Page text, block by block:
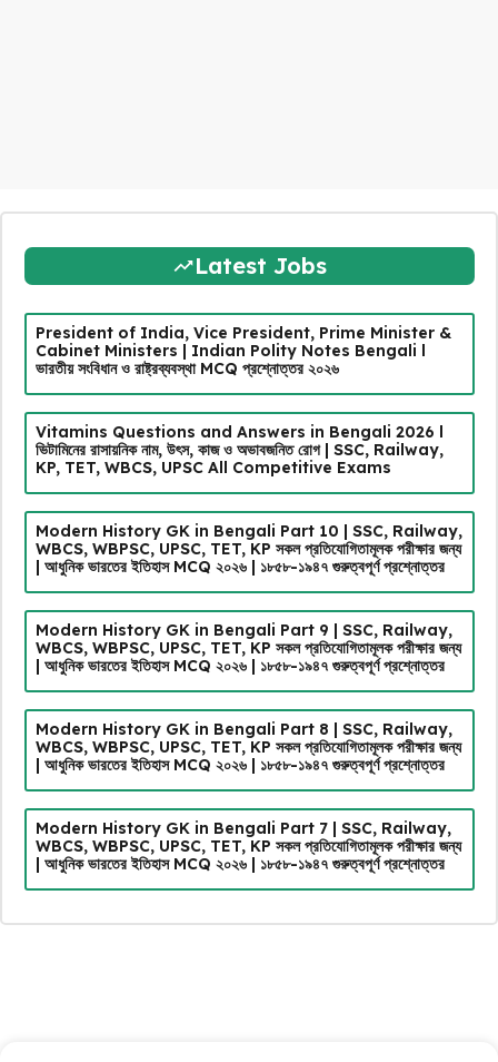
Latest Jobs
President of India, Vice President, Prime Minister &
Cabinet Ministers | Indian Polity Notes Bengali l
ভারতীয় সংবিধান ও রাষ্ট্রব্যবস্থা MCQ প্রশ্নোত্তর ২০২৬
Vitamins Questions and Answers in Bengali 2026 l
ভিটামিনের রাসায়নিক নাম, উৎস, কাজ ও অভাবজনিত রোগ | SSC, Railway,
KP, TET, WBCS, UPSC All Competitive Exams
Modern History GK in Bengali Part 10 | SSC, Railway,
WBCS, WBPSC, UPSC, TET, KP সকল প্রতিযোগিতামূলক পরীক্ষার জন্য
| আধুনিক ভারতের ইতিহাস MCQ ২০২৬ | ১৮৫৮-১৯৪৭ গুরুত্বপূর্ণ প্রশ্নোত্তর
Modern History GK in Bengali Part 9 | SSC, Railway,
WBCS, WBPSC, UPSC, TET, KP সকল প্রতিযোগিতামূলক পরীক্ষার জন্য
| আধুনিক ভারতের ইতিহাস MCQ ২০২৬ | ১৮৫৮-১৯৪৭ গুরুত্বপূর্ণ প্রশ্নোত্তর
Modern History GK in Bengali Part 8 | SSC, Railway,
WBCS, WBPSC, UPSC, TET, KP সকল প্রতিযোগিতামূলক পরীক্ষার জন্য
| আধুনিক ভারতের ইতিহাস MCQ ২০২৬ | ১৮৫৮-১৯৪৭ গুরুত্বপূর্ণ প্রশ্নোত্তর
Modern History GK in Bengali Part 7 | SSC, Railway,
WBCS, WBPSC, UPSC, TET, KP সকল প্রতিযোগিতামূলক পরীক্ষার জন্য
| আধুনিক ভারতের ইতিহাস MCQ ২০২৬ | ১৮৫৮-১৯৪৭ গুরুত্বপূর্ণ প্রশ্নোত্তর